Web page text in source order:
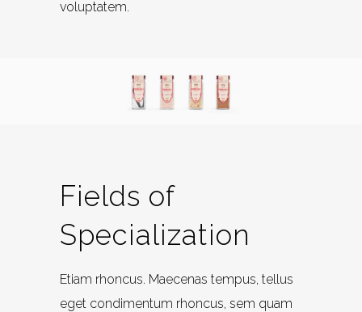
voluptatem.
Fields of
Specialization
Etiam rhoncus. Maecenas tempus, tellus
eget condimentum rhoncus, sem quam